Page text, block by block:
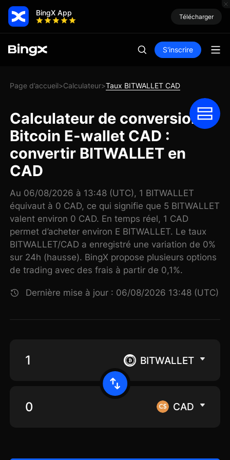
BingX App Télécharger
S'inscrire
Page d’accueil>Calculateur>Taux BITWALLET CAD
Calculateur de conversion
Bitcoin E-wallet CAD :
convertir BITWALLET en
CAD
Au 06/08/2026 à 13:48 (UTC), 1 BITWALLET
équivaut à 0 CAD, ce qui signifie que 5 BITWALLET
valent environ 0 CAD. En temps réel, 1 CAD
permet d’acheter environ E BITWALLET. Le taux
BITWALLET/CAD a enregistré une variation de 0%
sur 24h (hausse). BingX propose plusieurs options
de trading avec des frais à partir de 0,1%.
Dernière mise à jour : 06/08/2026 13:48 (UTC)
BITWALLET
CAD